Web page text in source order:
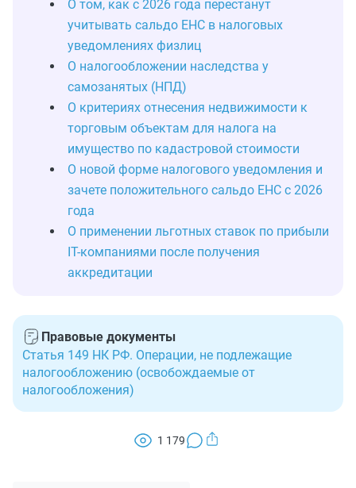
О том, как с 2026 года перестанут
учитывать сальдо ЕНС в налоговых
уведомлениях физлиц
О налогообложении наследства у
самозанятых (НПД)
О критериях отнесения недвижимости к
торговым объектам для налога на
имущество по кадастровой стоимости
О новой форме налогового уведомления и
зачете положительного сальдо ЕНС с 2026
года
О применении льготных ставок по прибыли
IT-компаниями после получения
аккредитации
Правовые документы
Статья 149 НК РФ. Операции, не подлежащие
налогообложению (освобождаемые от
налогообложения)
1 179